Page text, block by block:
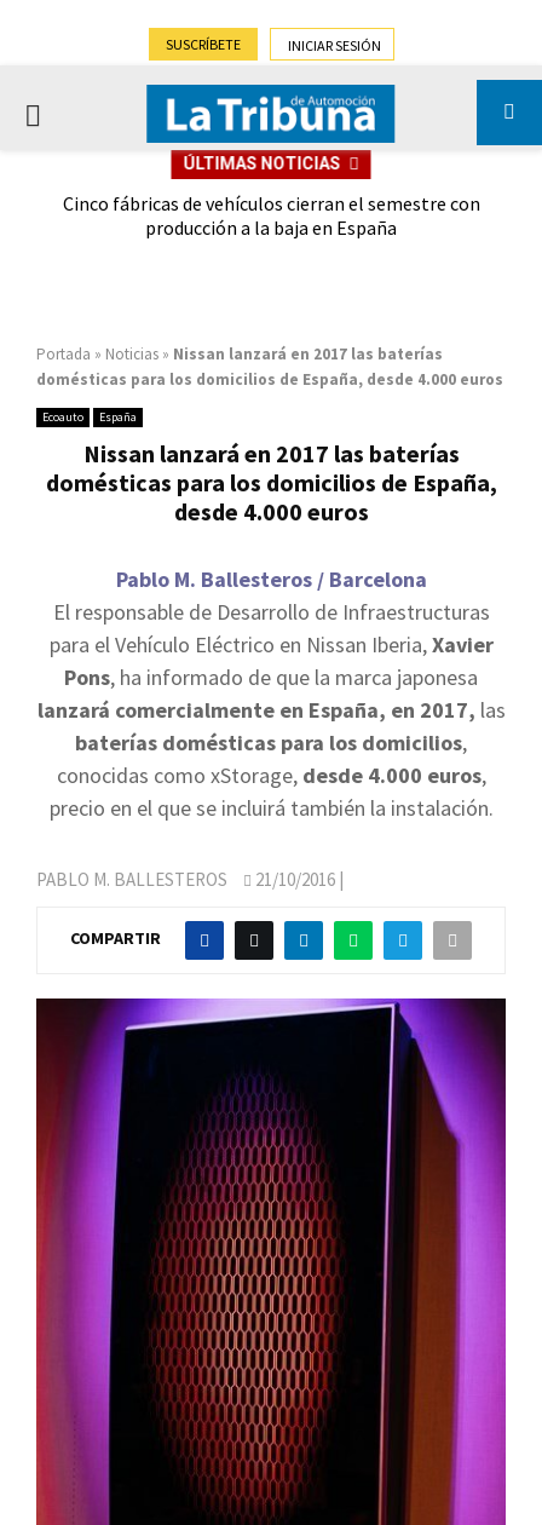
SUSCRÍBETE INICIAR SESIÓN
PRIMARY
ÚLTIMAS NOTICIAS
Cinco fábricas de vehículos cierran el semestre con
producción a la baja en España
Portada » Noticias » Nissan lanzará en 2017 las baterías
domésticas para los domicilios de España, desde 4.000 euros
Ecoauto España
Nissan lanzará en 2017 las baterías
domésticas para los domicilios de España,
desde 4.000 euros
Pablo M. Ballesteros / Barcelona
El responsable de Desarrollo de Infraestructuras
para el Vehículo Eléctrico en Nissan Iberia,Xavier
Pons, ha informado de que la marca japonesa
lanzará comercialmente en España, en 2017, las
baterías domésticas para los domicilios,
conocidas como xStorage, desde 4.000 euros,
precio en el que se incluirá también la instalación.
PABLO M. BALLESTEROS 21/10/2016 |
COMPARTIR